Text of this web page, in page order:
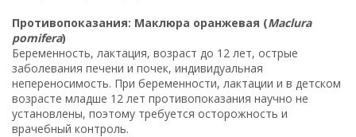
Противопоказания: Маклюра оранжевая (Maclura
pomifera)
Беременность, лактация, возраст до 12 лет, острые
заболевания печени и почек, индивидуальная
непереносимость. При беременности, лактации и в детском
возрасте младше 12 лет противопоказания научно не
установлены, поэтому требуется осторожность и
врачебный контроль.